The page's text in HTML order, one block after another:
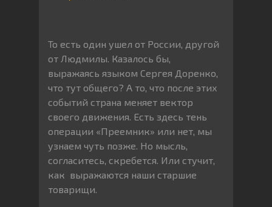
То есть один ушел от России, другой
от Людмилы. Казалось бы,
выражаясь языком Сергея Доренко,
что тут общего? А то, что после этих
событий страна меняет вектор
своего движения. Есть здесь тень
операции «Преемник» или нет, мы
узнаем чуть позже. Но мысль,
согласитесь, скребется. Или стучит,
как выражаются наши старшие
товарищи.